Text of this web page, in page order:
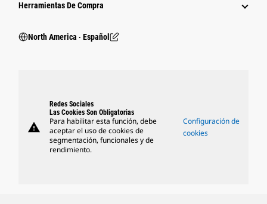
Herramientas De Compra
North America ‧ Español
warning
Redes Sociales
Las Cookies Son Obligatorias
Para habilitar esta función, debe
aceptar el uso de cookies de
segmentación, funcionales y de
rendimiento.
Configuración de
cookies